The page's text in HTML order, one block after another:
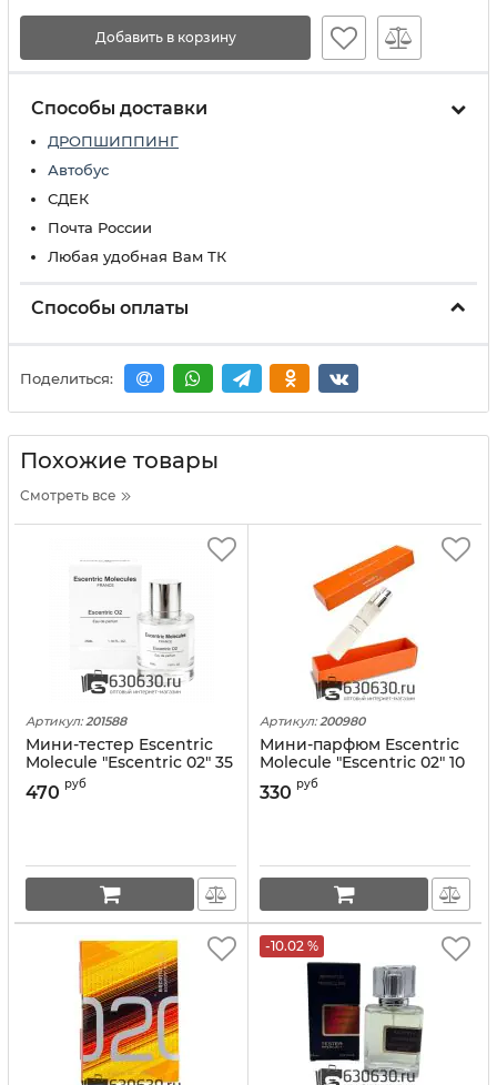
Добавить в корзину
Способы доставки
ДРОПШИППИНГ
Автобус
СДЕК
Почта России
Любая удобная Вам ТК
Способы оплаты
Поделиться:
Похожие товары
Смотреть все
Артикул: 201588
Мини-тестер Escentric
Molecule "Escentric 02" 35
470 руб
Артикул: 200980
Мини-парфюм Escentric
Molecule "Escentric 02" 10
ml VIP
330 руб
-10.02 %